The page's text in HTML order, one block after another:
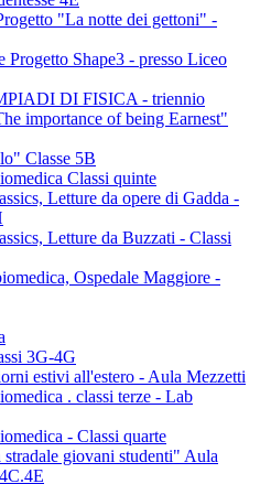
"La notte dei gettoni" -
Progetto Shape3 - presso Liceo
DI FISICA - triennio
importance of being Earnest"
Classe 5B
Classi quinte
Letture da opere di Gadda -
Letture da Buzzati - Classi
Ospedale Maggiore -
3G-4G
estivi all'estero - Aula Mezzetti
. classi terze - Lab
- Classi quarte
giovani studenti" Aula